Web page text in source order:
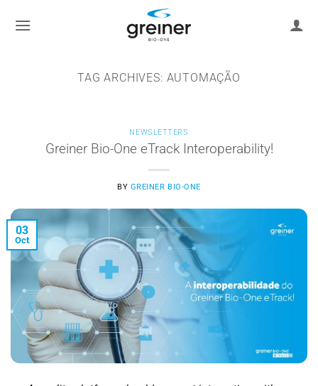
TAG ARCHIVES: AUTOMAÇÃO
NEWSLETTERS
Greiner Bio-One eTrack Interoperability!
BY GREINER BIO-ONE
03
Oct